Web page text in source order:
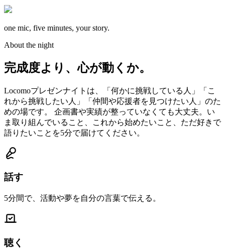
one mic, five minutes, your story.
About the night
完成度より、心が動くか。
Locomoプレゼンナイトは、「何かに挑戦している人」「こ
れから挑戦したい人」「仲間や応援者を見つけたい人」のた
めの場です。 企画書や実績が整っていなくても大丈夫。い
ま取り組んでいること、これから始めたいこと、ただ好きで
語りたいことを5分で届けてください。
話す
5分間で、活動や夢を自分の言葉で伝える。
聴く